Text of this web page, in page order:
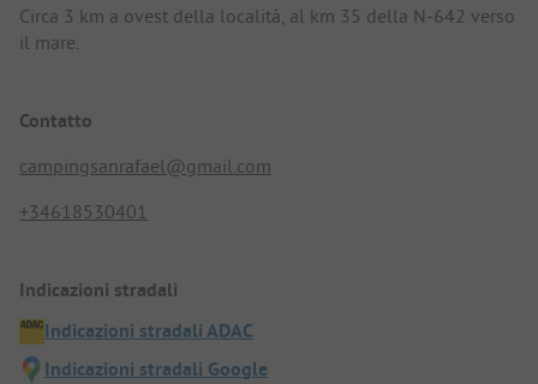
Circa 3 km a ovest della località, al km 35 della N-642 verso
il mare.
Contatto
campingsanrafael@gmail.com
+34618530401
Indicazioni stradali
Indicazioni stradali ADAC
Indicazioni stradali Google